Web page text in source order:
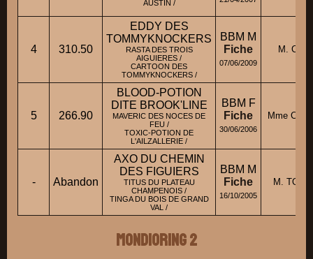
AUSTIN /
4 310.50
EDDY DES
TOMMYKNOCKERS
RASTA DES TROIS
AIGUIERES /
CARTOON DES
TOMMYKNOCKERS /
BBM M
Fiche
07/06/2009
M.
5 266.90
BLOOD-POTION
DITE BROOK'LINE
MAVERIC DES NOCES DE
FEU /
TOXIC-POTION DE
L'AILZALLERIE /
BBM F
Fiche
30/06/2006
Mme
- Abandon
AXO DU CHEMIN
DES FIGUIERS
TITUS DU PLATEAU
CHAMPENOIS /
TINGA DU BOIS DE GRAND
VAL /
BBM M
Fiche
16/10/2005
M.
Mondioring 2